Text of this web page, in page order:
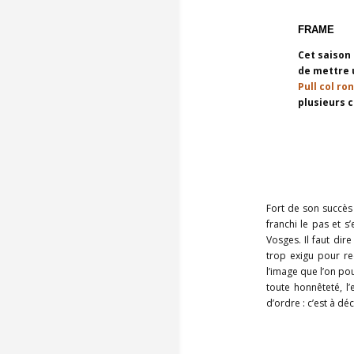
FRAME
Cet
de mettre
Pull col
plusieurs
Fort de son
franchi le pas et
Vosges. Il faut
trop exigu pour
l’image que l’on
toute honnêteté,
d’ordre : c’est à